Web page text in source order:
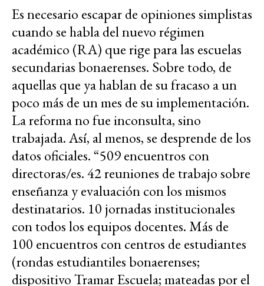
Es necesario escapar de opiniones simplistas
cuando se habla del nuevo régimen
académico (RA) que rige para las escuelas
secundarias bonaerenses. Sobre todo, de
aquellas que ya hablan de su fracaso a un
poco más de un mes de su implementación.
La reforma no fue inconsulta, sino
trabajada. Así, al menos, se desprende de los
datos oficiales. “509 encuentros con
directoras/es. 42 reuniones de trabajo sobre
enseñanza y evaluación con los mismos
destinatarios. 10 jornadas institucionales
con todos los equipos docentes. Más de
100 encuentros con centros de estudiantes
(rondas estudiantiles bonaerenses;
dispositivo Tramar Escuela; mateadas por el